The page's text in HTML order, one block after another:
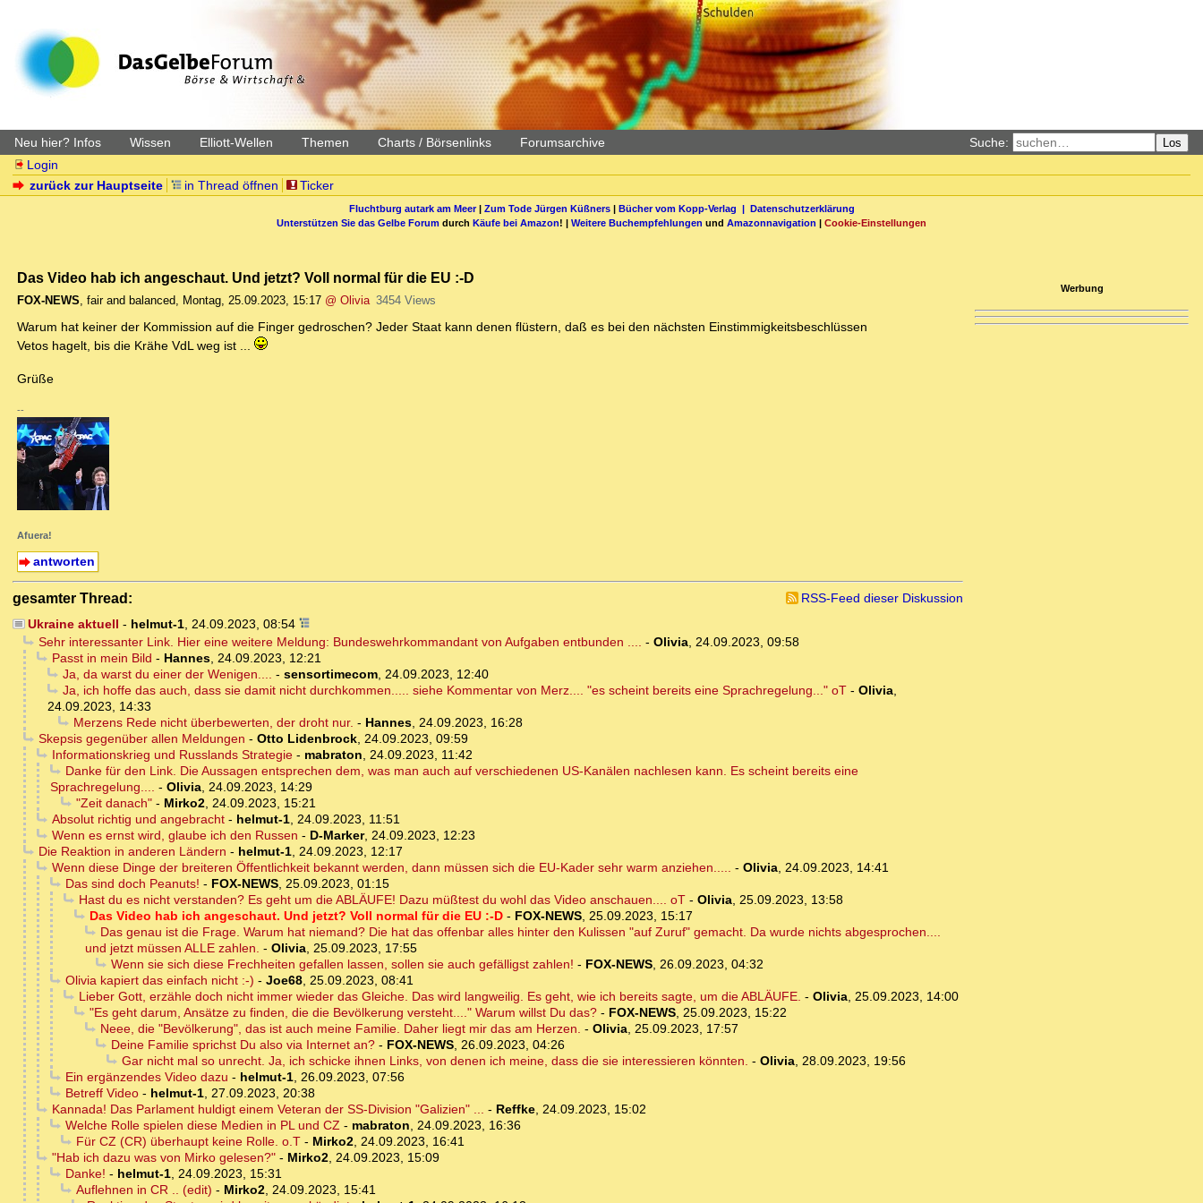
Neu hier? Infos Wissen Elliott-Wellen Themen Charts / Börsenlinks Forumsarchive Suche: Los
Login
zurück zur Hauptseite
in Thread öffnen Ticker
Fluchtburg autark am Meer| Zum Tode Jürgen Küßners| Bücher vom Kopp-Verlag | Datenschutzerklärung
Unterstützen Sie das Gelbe Forum durch Käufe bei Amazon! | Weitere Buchempfehlungen und Amazonnavigation | Cookie-Einstellungen
Das Video hab ich angeschaut. Und jetzt? Voll normal für die EU :-D
FOX-NEWS, fair and balanced, Montag, 25.09.2023, 15:17 @ Olivia 3454 Views
Warum hat keiner der Kommission auf die Finger gedroschen? Jeder Staat kann denen flüstern, daß es bei den nächsten Einstimmigkeitsbeschlüssen
Vetos hagelt, bis die Krähe VdL weg ist ...
Grüße
--
Afuera!
antworten
gesamter Thread:
RSS-Feed dieser Diskussion
Ukraine aktuell - helmut-1, 24.09.2023, 08:54
Sehr interessanter Link. Hier eine weitere Meldung: Bundeswehrkommandant von Aufgaben entbunden ....
- Olivia, 24.09.2023, 09:58
Passt in mein Bild - Hannes, 24.09.2023, 12:21
Ja, da warst du einer der Wenigen....
- sensortimecom, 24.09.2023, 12:40
Ja, ich hoffe das auch, dass sie damit nicht durchkommen..... siehe Kommentar von Merz.... "es scheint bereits eine Sprachregelung..." oT- Olivia,
24.09.2023, 14:33
Merzens Rede nicht überbewerten, der droht nur. - Hannes, 24.09.2023, 16:28
Skepsis gegenüber allen Meldungen - Otto Lidenbrock, 24.09.2023, 09:59
Informationskrieg und Russlands Strategie- mabraton
24.09.2023, 11:42
Danke für den Link. Die Aussagen entsprechen dem, was man auch auf verschiedenen US-Kanälen nachlesen kann. Es scheint bereits eine
Sprachregelung....
- Olivia 24.09.2023, 14:29
"Zeit danach"- Mirko2, 24.09.2023, 15:21
Absolut richtig und angebracht- helmut-1, 24.09.2023, 11:51
Wenn es ernst wird, glaube ich den Russen - D-Marker, 24.09.2023, 12:23
Die Reaktion in anderen Ländern - helmut-1, 24.09.2023, 12:17
Wenn diese Dinge der breiteren Öffentlichkeit bekannt werden, dann müssen sich die EU-Kader sehr warm anziehen.....
- Olivia, 24.09.2023, 14:41
Das sind doch Peanuts! - FOX-NEWS, 25.09.2023, 01:15
Hast du es nicht verstanden? Es geht um die ABLÄUFE! Dazu müßtest du wohl das Video anschauen.... oT- Olivia, 25.09.2023, 13:58
Das Video hab ich angeschaut. Und jetzt? Voll normal für die EU :-D- FOX-NEWS, 25.09.2023, 15:17
Das genau ist die Frage. Warum hat niemand? Die hat das offenbar alles hinter den Kulissen "auf Zuruf" gemacht. Da wurde nichts abgesprochen....
und jetzt müssen ALLE zahlen. - Olivia 25.09.2023, 17:55
Wenn sie sich diese Frechheiten gefallen lassen, sollen sie auch gefälligst zahlen! - FOX-NEWS, 26.09.2023, 04:32
Olivia kapiert das einfach nicht :-) - Joe68, 25.09.2023, 08:41
Lieber Gott, erzähle doch nicht immer wieder das Gleiche. Das wird langweilig. Es geht, wie ich bereits sagte, um die ABLÄUFE. - Olivia, 25.09.2023, 14:00
"Es geht darum, Ansätze zu finden, die die Bevölkerung versteht...." Warum willst Du das?- FOX-NEWS, 25.09.2023, 15:22
Neee, die "Bevölkerung", das ist auch meine Familie. Daher liegt mir das am Herzen. - Olivia, 25.09.2023, 17:57
Deine Familie sprichst Du also via Internet an?- FOX-NEWS, 26.09.2023, 04:26
Gar nicht mal so unrecht. Ja, ich schicke ihnen Links, von denen ich meine, dass die sie interessieren könnten. - Olivia, 28.09.2023, 19:56
Ein ergänzendes Video dazu - helmut-1, 26.09.2023, 07:56
Betreff Video- helmut-1, 27.09.2023, 20:38
Kannada! Das Parlament huldigt einem Veteran der SS-Division "Galizien" ...
- Reffke, 24.09.2023, 15:02
Welche Rolle spielen diese Medien in PL und CZ - mabraton
24.09.2023, 16:36
Für CZ (CR) überhaupt keine Rolle. o.T- Mirko2, 24.09.2023, 16:41
"Hab ich dazu was von Mirko gelesen?"- Mirko2, 24.09.2023, 15:09
Danke! - helmut-1, 24.09.2023, 15:31
Auflehnen in CR .. (edit) - Mirko2, 24.09.2023, 15:41
Werbung